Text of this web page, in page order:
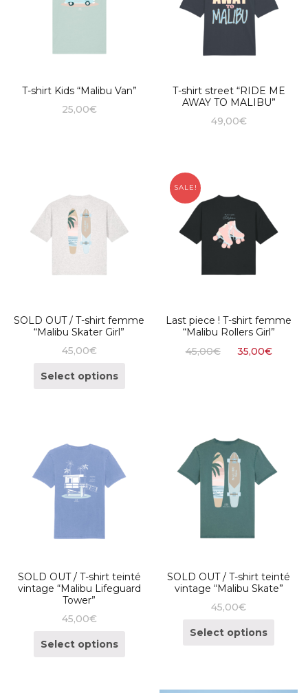
T-shirt Kids “Malibu Van”
25,00€
T-shirt street “RIDE ME
AWAY TO MALIBU”
49,00€
SOLD OUT / T-shirt femme
“Malibu Skater Girl”
45,00€
Select options
SALE!
Last piece ! T-shirt femme
“Malibu Rollers Girl”
45,00€ 35,00€
SOLD OUT / T-shirt teinté
vintage “Malibu Lifeguard
Tower”
45,00€
Select options
SOLD OUT / T-shirt teinté
vintage “Malibu Skate”
45,00€
Select options